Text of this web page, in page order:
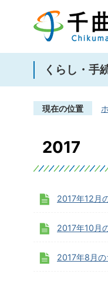
くらし・手
現在の位置
2017
2017年12月
2017年10月
2017年8月の